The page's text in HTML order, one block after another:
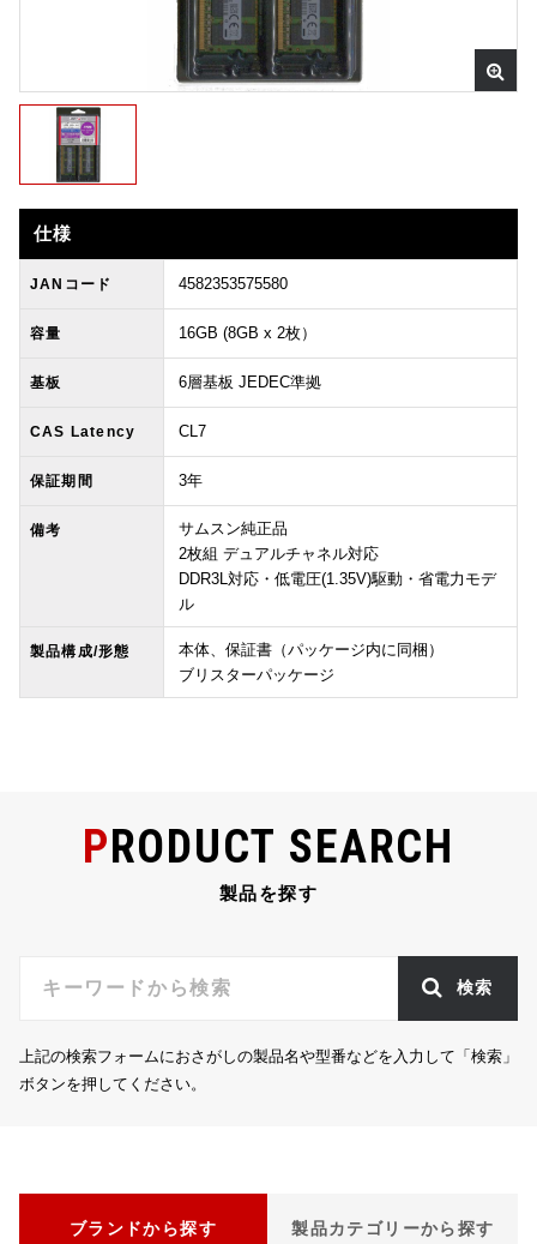
仕様
JANコード 4582353575580
容量 16GB (8GB x 2枚）
基板 6層基板 JEDEC準拠
CAS Latency CL7
保証期間 3年
備考
サムスン純正品
2枚組 デュアルチャネル対応
DDR3L対応・低電圧(1.35V)駆動・省電力モデ
ル
製品構成/形態
本体、保証書（パッケージ内に同梱）
ブリスターパッケージ
PRODUCT SEARCH
製品を探す
検索
上記の検索フォームにおさがしの製品名や型番などを入力して「検索」
ボタンを押してください。
ブランドから探す 製品カテゴリーから探す